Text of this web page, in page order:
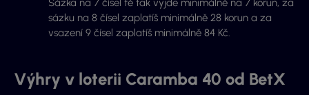
Sázka na 7 čísel tě tak vyjde minimálně na 7 korun, za
sázku na 8 čísel zaplatíš minimálně 28 korun a za
vsazení 9 čísel zaplatíš minimálně 84 Kč.
Výhry v loterii Caramba 40 od BetX